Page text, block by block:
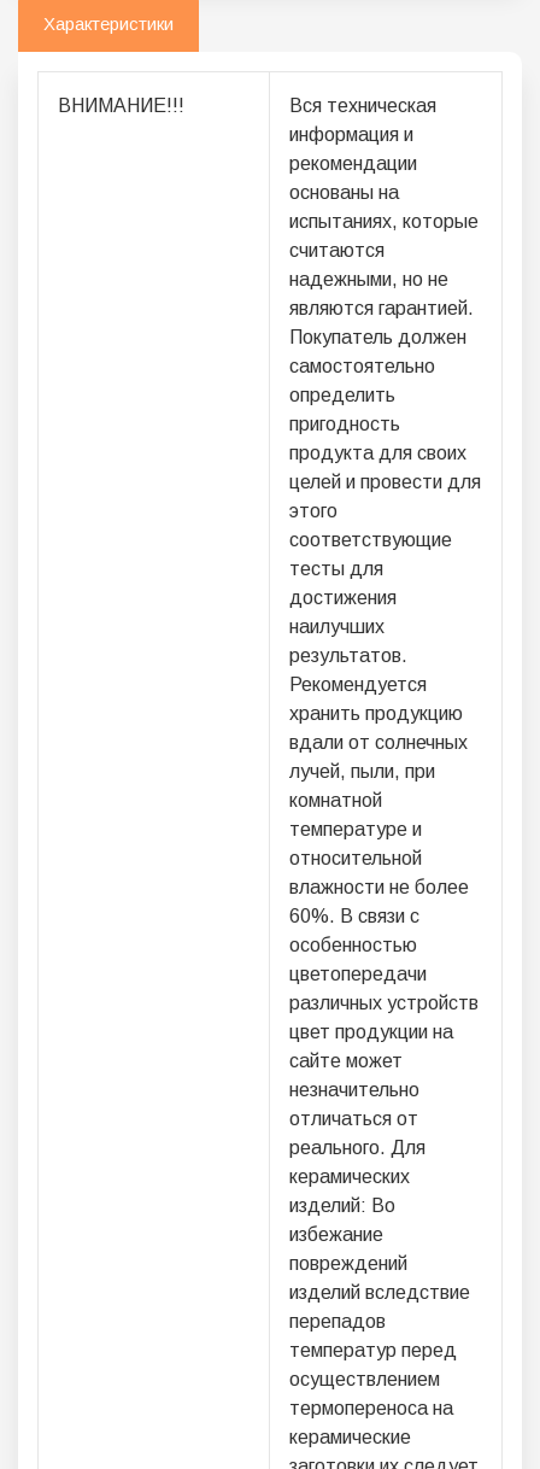
Характеристики
ВНИМАНИЕ!!!
Вся техническая
информация и
рекомендации
основаны на
испытаниях, которые
считаются
надежными, но не
являются гарантией.
Покупатель должен
самостоятельно
определить
пригодность
продукта для своих
целей и провести для
этого
соответствующие
тесты для
достижения
наилучших
результатов.
Рекомендуется
хранить продукцию
вдали от солнечных
лучей, пыли, при
комнатной
температуре и
относительной
влажности не более
60%. В связи с
особенностью
цветопередачи
различных устройств
цвет продукции на
сайте может
незначительно
отличаться от
реального. Для
керамических
изделий: Во
избежание
повреждений
изделий вследствие
перепадов
температур перед
осуществлением
термопереноса на
керамические